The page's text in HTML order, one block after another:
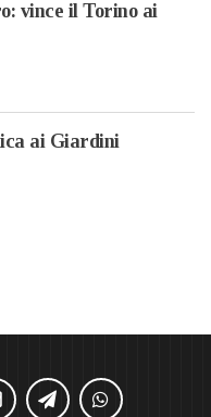
vince il Torino ai
ai Giardini